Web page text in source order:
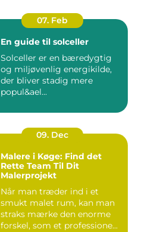
07. Feb
En guide til solceller
Solceller er en bæredygtig
og miljøvenlig energikilde,
der bliver stadig mere
popul&ael...
09. Dec
Malere i Køge: Find det
Rette Team Til Dit
Malerprojekt
Når man træder ind i et
smukt malet rum, kan man
straks mærke den enorme
forskel, som et professione...